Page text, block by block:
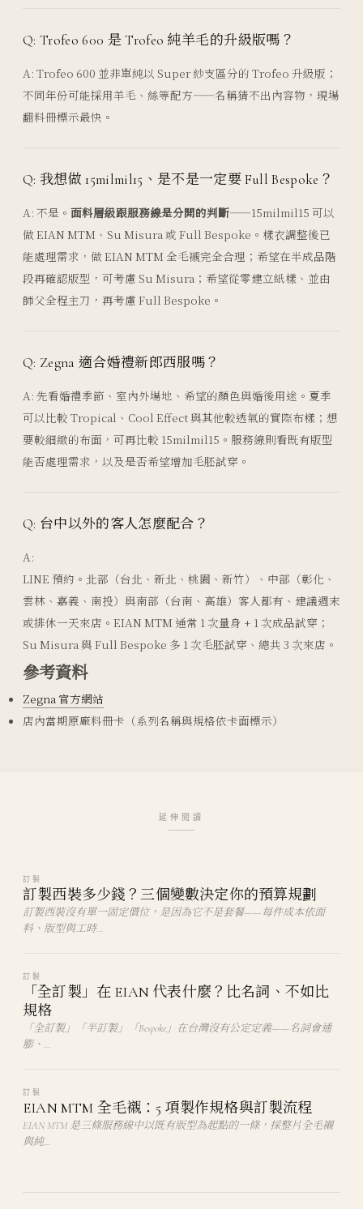
Q: Trofeo 600 是 Trofeo 純羊毛的升級版嗎？
A: Trofeo 600 並非單純以 Super 紗支區分的 Trofeo 升級版；
不同年份可能採用羊毛、絲等配方——名稱猜不出內容物，現場
翻料冊標示最快。
Q: 我想做 15milmil15、是不是一定要 Full Bespoke？
A: 不是。 面料層級跟服務線是分開的判斷——15milmil15 可以
做 EIAN MTM、Su Misura 或 Full Bespoke。樣衣調整後已
能處理需求，做 EIAN MTM 全毛襯完全合理；希望在半成品階
段再確認版型，可考慮 Su Misura；希望從零建立紙樣、並由
師父全程主刀，再考慮 Full Bespoke。
Q: Zegna 適合婚禮新郎西服嗎？
A: 先看婚禮季節、室內外場地、希望的顏色與婚後用途。夏季
可以比較 Tropical、Cool Effect 與其他較透氣的實際布樣；想
要較細緻的布面，可再比較 15milmil15。服務線則看既有版型
能否處理需求，以及是否希望增加毛胚試穿。
Q: 台中以外的客人怎麼配合？
A:
LINE 預約。北部（台北、新北、桃園、新竹）、中部（彰化、
雲林、嘉義、南投）與南部（台南、高雄）客人都有、建議週末
或排休一天來店。EIAN MTM 通常 1 次量身 + 1 次成品試穿；
Su Misura 與 Full Bespoke 多 1 次毛胚試穿、總共 3 次來店。
參考資料
Zegna 官方網站
店內當期原廠料冊卡（系列名稱與規格依卡面標示）
延伸閱讀
訂製
訂製西裝多少錢？三個變數決定你的預算規劃
訂製西裝沒有單一固定價位，是因為它不是套餐——每件成本依面
料、版型與工時…
訂製
「全訂製」在 EIAN 代表什麼？比名詞、不如比
規格
「全訂製」「半訂製」「Bespoke」在台灣沒有公定定義——名詞會通
膨、…
訂製
EIAN MTM 全毛襯：5 項製作規格與訂製流程
EIAN MTM 是三條服務線中以既有版型為起點的一條，採整片全毛襯
與純…